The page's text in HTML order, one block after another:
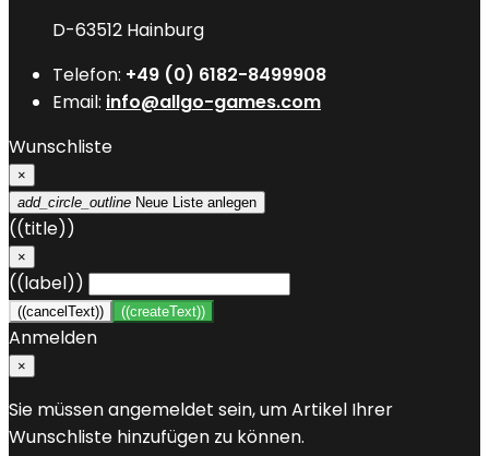
D-63512 Hainburg
Telefon: +49 (0) 6182-8499908
Email: info@allgo-games.com
Wunschliste
×
add_circle_outline Neue Liste anlegen
((title))
×
((label))
((cancelText)) ((createText))
Anmelden
×
Sie müssen angemeldet sein, um Artikel Ihrer
Wunschliste hinzufügen zu können.